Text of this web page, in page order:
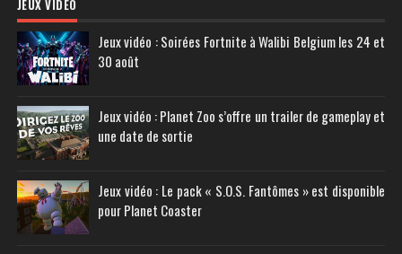
JEUX VIDÉO
Jeux vidéo : Soirées Fortnite à Walibi Belgium les 24 et
30 août
Jeux vidéo : Planet Zoo s’offre un trailer de gameplay et
une date de sortie
Jeux vidéo : Le pack « S.O.S. Fantômes » est disponible
pour Planet Coaster